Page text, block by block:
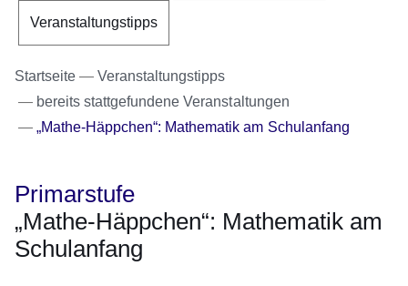
Veranstaltungstipps
Startseite
Veranstaltungstipps
bereits stattgefundene Veranstaltungen
„Mathe-Häppchen“: Mathematik am Schulanfang
Primarstufe
„Mathe-Häppchen“: Mathematik am
Schulanfang